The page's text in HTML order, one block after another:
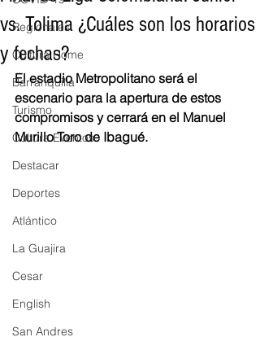
Regionales
Cultura Home
Barranquilla
Turismo
Cultura Eventos
Destacar
Deportes
Atlántico
La Guajira
Cesar
English
San Andres
vs. Tolima ¿Cuáles son los horarios
y fechas?
El estadio Metropolitano será el
escenario para la apertura de estos
compromisos y cerrará en el Manuel
Murillo Toro de Ibagué.